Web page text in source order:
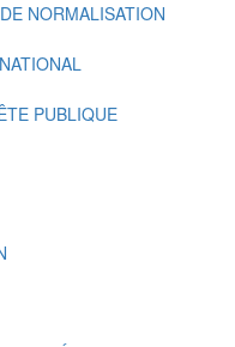
NORMALISATION
PUBLIQUE